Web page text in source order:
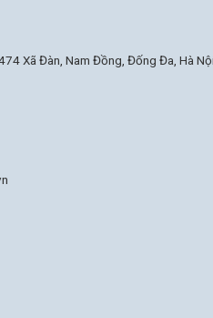
Xã Đàn, Nam Đồng, Đống Đa, Hà